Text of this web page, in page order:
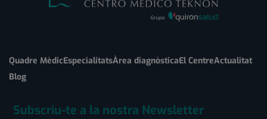
Quadre MèdicEspecialitatsÀrea diagnòsticaEl CentreActualitat
Blog
Subscriu-te a la nostra Newsletter